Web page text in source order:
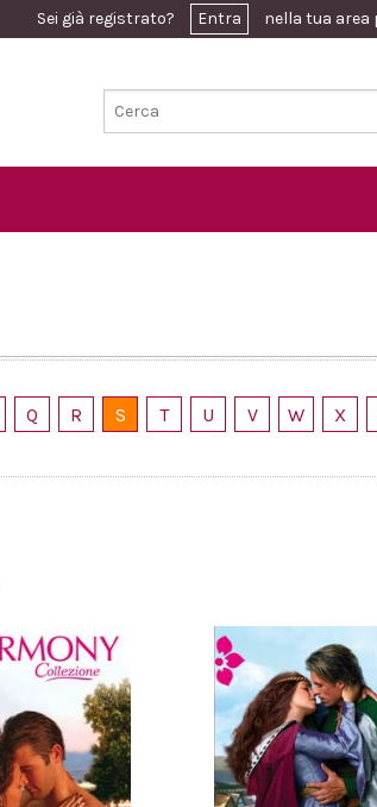
Sei già registrato? Entra nella tua area
Q R S T U V W X